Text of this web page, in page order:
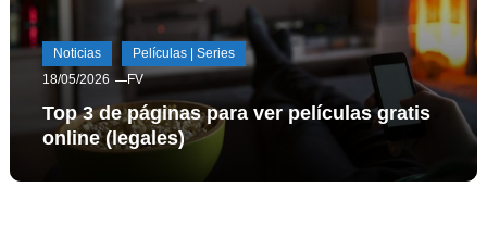
Noticias
Películas | Series
18/05/2026
FV
Top 3 de páginas para ver películas gratis
online (legales)